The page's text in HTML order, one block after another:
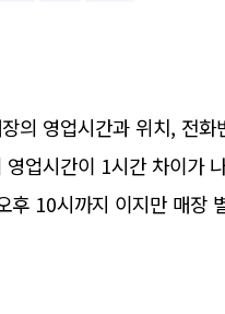
의 영업시간과 위치, 전화
업시간이 1시간 차이가
후 10시까지 이지만 매장